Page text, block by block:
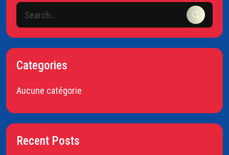
Categories
Aucune catégorie
Recent Posts